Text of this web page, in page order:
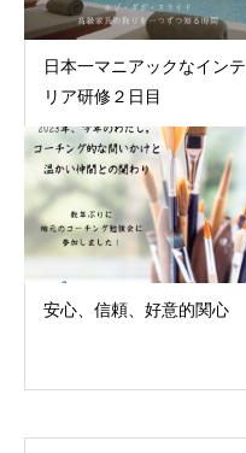
日本一マニアックなインテ
リア研修２日目
安心、信頼、好意的関心